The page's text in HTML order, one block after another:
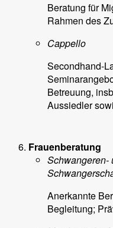
Beratung für
Rahmen des
Cappello
Secondhand-
Betreuung,
Aussiedler
Frauenberatung
Schwangeren-
Anerkannte
Begleitung;